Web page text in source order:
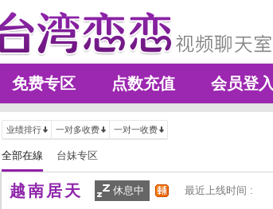
免费专区 点数充值 会员登入
业绩排行 一对多收费 一对一收费
全部在線 台妹专区
越南居天 休息中 最近上线时间 :